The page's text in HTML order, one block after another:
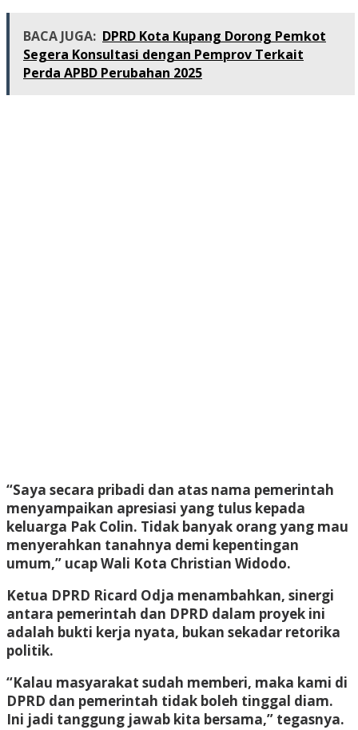
BACA JUGA: DPRD Kota Kupang Dorong Pemkot
Segera Konsultasi dengan Pemprov Terkait
Perda APBD Perubahan 2025
“Saya secara pribadi dan atas nama pemerintah
menyampaikan apresiasi yang tulus kepada
keluarga Pak Colin. Tidak banyak orang yang mau
menyerahkan tanahnya demi kepentingan
umum,” ucap Wali Kota Christian Widodo.
Ketua DPRD Ricard Odja menambahkan, sinergi
antara pemerintah dan DPRD dalam proyek ini
adalah bukti kerja nyata, bukan sekadar retorika
politik.
“Kalau masyarakat sudah memberi, maka kami di
DPRD dan pemerintah tidak boleh tinggal diam.
Ini jadi tanggung jawab kita bersama,” tegasnya.